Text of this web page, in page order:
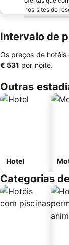
nos sites de
Intervalo de
Os preços de
‎€ 531 por noite.
Outras
Hotel
Categorias